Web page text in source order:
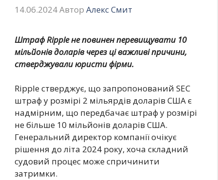
14.06.2024Автор Алекс Смит
Штраф Ripple не повинен перевищувати 10
мільйонів доларів через ці важливі причини,
стверджували юристи фірми.
Ripple стверджує, що запропонований SEC
штраф у розмірі 2 мільярдів доларів США є
надмірним, що передбачає штраф у розмірі
не більше 10 мільйонів доларів США.
Генеральний директор компанії очікує
рішення до літа 2024 року, хоча складний
судовий процес може спричинити
затримки.